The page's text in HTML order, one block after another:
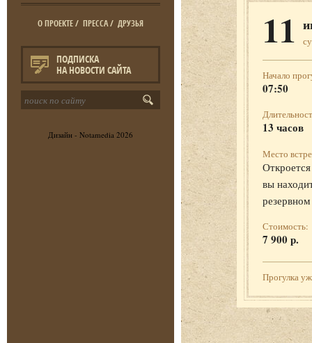
О ПРОЕКТЕ/ ПРЕССА/ ДРУЗЬЯ
ПОДПИСКА
НА НОВОСТИ САЙТА
Дизайн - Notamedia 2026
11
Начало
07:50
13 часов
Место
вы
Стоимость:
7 900 р.
Прогулка